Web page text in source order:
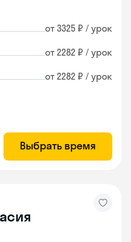
от 3325 ₽ / урок
от 2282 ₽ / урок
от 2282 ₽ / урок
Выбрать время